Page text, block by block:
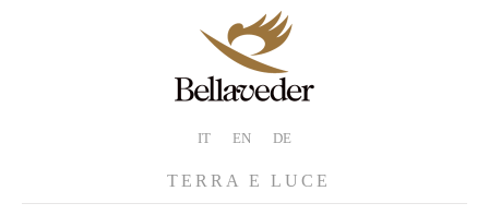
IT EN DE
TERRA E LUCE